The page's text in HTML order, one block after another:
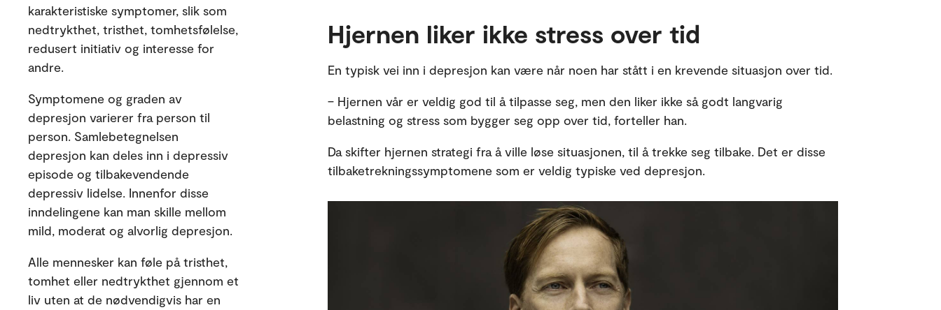
karakteristiske symptomer, slik som
nedtrykthet, tristhet, tomhetsfølelse,
redusert initiativ og interesse for
andre.
Symptomene og graden av
depresjon varierer fra person til
person. Samlebetegnelsen
depresjon kan deles inn i depressiv
episode og tilbakevendende
depressiv lidelse. Innenfor disse
inndelingene kan man skille mellom
mild, moderat og alvorlig depresjon.
Alle mennesker kan føle på tristhet,
tomhet eller nedtrykthet gjennom et
liv uten at de nødvendigvis har en
Hjernen liker ikke stress over tid
En typisk vei inn i depresjon kan være når noen har stått i en krevende situasjon over tid.
– Hjernen vår er veldig god til å tilpasse seg, men den liker ikke så godt langvarig
belastning og stress som bygger seg opp over tid, forteller han.
Da skifter hjernen strategi fra å ville løse situasjonen, til å trekke seg tilbake. Det er disse
tilbaketrekningssymptomene som er veldig typiske ved depresjon.